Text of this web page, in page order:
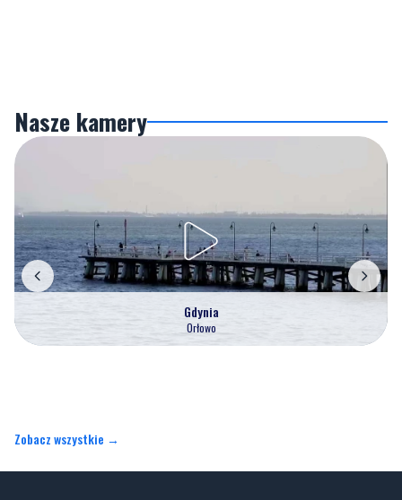
Gdynia
Orłowo
Artykuły Informacje